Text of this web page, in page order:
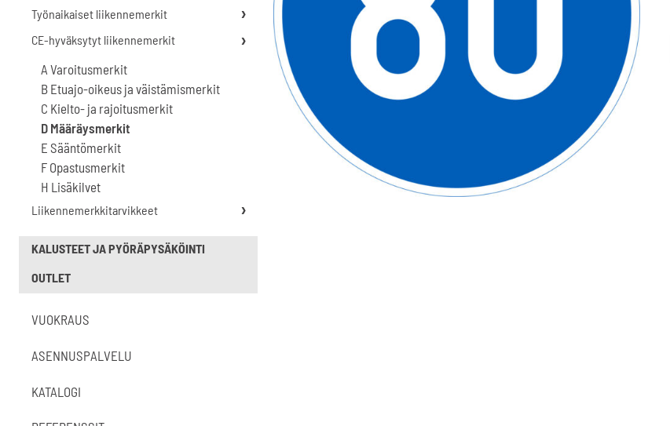
Työnaikaiset liikennemerkit
CE-hyväksytyt liikennemerkit
A Varoitusmerkit
B Etuajo-oikeus ja väistämismerkit
C Kielto- ja rajoitusmerkit
D Määräysmerkit
E Sääntömerkit
F Opastusmerkit
H Lisäkilvet
Liikennemerkkitarvikkeet
KALUSTEET JA PYÖRÄPYSÄKÖINTI
OUTLET
VUOKRAUS
ASENNUSPALVELU
KATALOGI